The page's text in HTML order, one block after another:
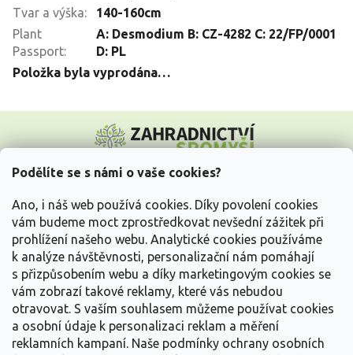
Podělíte se s námi o vaše cookies?
Ano, i náš web používá cookies. Díky povolení cookies
vám budeme moct zprostředkovat nevšední zážitek při
prohlížení našeho webu. Analytické cookies používáme
k analýze návštěvnosti, personalizační nám pomáhají
s přizpůsobením webu a díky marketingovým cookies se
vám zobrazí takové reklamy, které vás nebudou
otravovat. S vaším souhlasem můžeme používat cookies
a osobní údaje k personalizaci reklam a měření
reklamních kampaní. Naše podmínky ochrany osobních
Tvar a výška:
140-160cm
Plant
Passport:
A: Desmodium B: CZ-4282 C: 22/FP/0001
D: PL
Položka byla vyprodána…
p
Vše o nákupu
Informace pro Vás
Kontakujte nás